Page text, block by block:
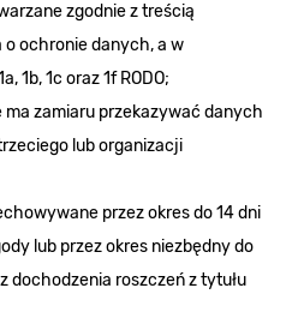
zgodnie z treścią
o ochronie danych, a w
1b, 1c oraz 1f RODO;
zamiaru przekazywać danych
lub organizacji
przez okres do 14 dni
lub przez okres niezbędny do
dochodzenia roszczeń z tytułu